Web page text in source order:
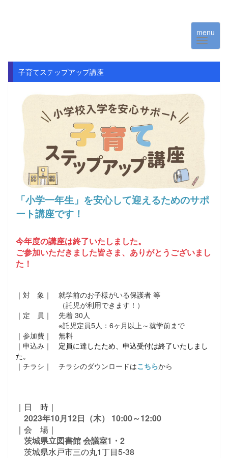
menu
子育てステップアップ講座
「小学一年生」を安心して迎えるためのサポ
ート講座です！
今年度の講座は終了いたしました。
ご参加いただきました皆さま、ありがとうございまし
た！
｜対 象｜ 就学前のお子様がいる保護者 等
（託児が利用できます！）
｜定 員｜ 先着 30人
※託児定員5人：6ヶ月以上～就学前まで
｜参加費｜ 無料
｜申込み｜ 定員に達したため、申込受付は終了いたしまし
た。
｜チラシ｜ チラシのダウンロードはこちらから
｜日 時｜
2023年10月12日（木） 10:00～12:00
｜会 場｜
茨城県立図書館 会議室1・2
茨城県水戸市三の丸1丁目5‐38